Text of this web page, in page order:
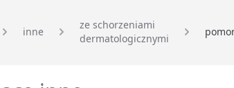
inne
ze schorzeniami
dermatologicznymi